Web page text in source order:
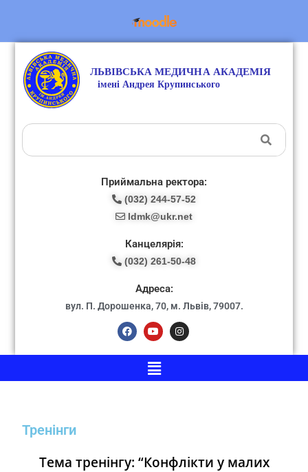
Приймальна ректора:
(032) 244-57-52
ldmk@ukr.net
Канцелярія:
(032) 261-50-48
Адреса:
вул. П. Дорошенка, 70, м. Львів, 79007.
Тренінги
Тема тренінгу: “Конфлікти у малих